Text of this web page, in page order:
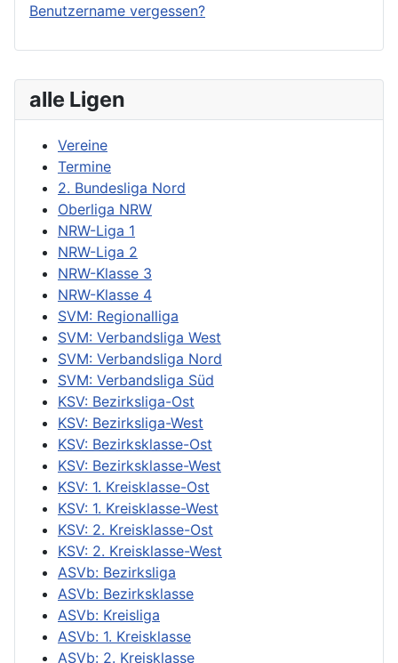
alle Ligen
Vereine
Termine
2. Bundesliga Nord
Oberliga NRW
NRW-Liga 1
NRW-Liga 2
NRW-Klasse 3
NRW-Klasse 4
SVM: Regionalliga
SVM: Verbandsliga West
SVM: Verbandsliga Nord
SVM: Verbandsliga Süd
KSV: Bezirksliga-Ost
KSV: Bezirksliga-West
KSV: Bezirksklasse-Ost
KSV: Bezirksklasse-West
KSV: 1. Kreisklasse-Ost
KSV: 1. Kreisklasse-West
KSV: 2. Kreisklasse-Ost
KSV: 2. Kreisklasse-West
ASVb: Bezirksliga
ASVb: Bezirksklasse
ASVb: Kreisliga
ASVb: 1. Kreisklasse
ASVb: 2. Kreisklasse
Benutzername vergessen?